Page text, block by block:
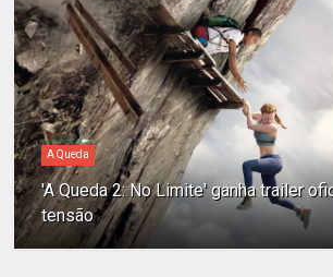
A Queda
'A Queda 2: No Limite' ganha trailer
tensão